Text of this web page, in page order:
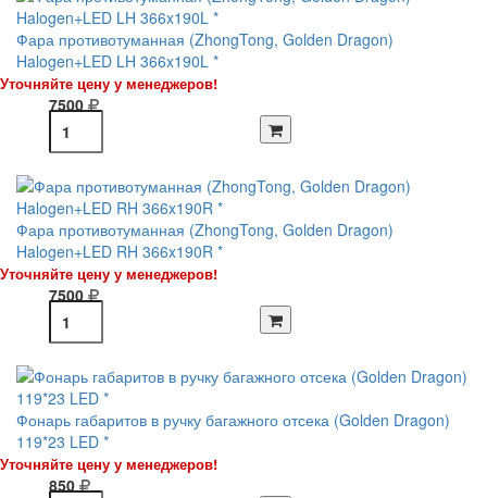
Фара противотуманная (ZhongTong, Golden Dragon)
Halogen+LED LH 366x190L *
Уточняйте цену у менеджеров!
7500
Фара противотуманная (ZhongTong, Golden Dragon)
Halogen+LED RH 366x190R *
Уточняйте цену у менеджеров!
7500
Фонарь габаритов в ручку багажного отсека (Golden Dragon)
119*23 LED *
Уточняйте цену у менеджеров!
850